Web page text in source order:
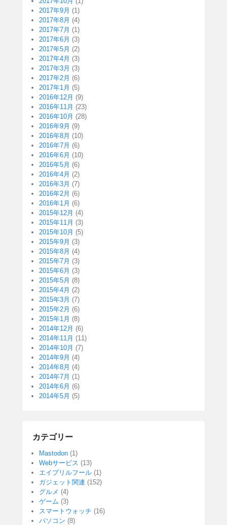
2017年9月 (1)
2017年8月 (4)
2017年7月 (1)
2017年6月 (3)
2017年5月 (2)
2017年4月 (3)
2017年3月 (3)
2017年2月 (6)
2017年1月 (5)
2016年12月 (9)
2016年11月 (23)
2016年10月 (28)
2016年9月 (9)
2016年8月 (10)
2016年7月 (6)
2016年6月 (10)
2016年5月 (6)
2016年4月 (2)
2016年3月 (7)
2016年2月 (6)
2016年1月 (6)
2015年12月 (4)
2015年11月 (3)
2015年10月 (5)
2015年9月 (3)
2015年8月 (4)
2015年7月 (3)
2015年6月 (3)
2015年5月 (8)
2015年4月 (2)
2015年3月 (7)
2015年2月 (6)
2015年1月 (8)
2014年12月 (6)
2014年11月 (11)
2014年10月 (7)
2014年9月 (4)
2014年8月 (4)
2014年7月 (1)
2014年6月 (6)
2014年5月 (5)
カテゴリー
Mastodon (1)
Webサービス (13)
エイプリルフール (1)
ガジェット関連 (152)
グルメ (4)
ゲーム (3)
スマートウォッチ (16)
パソコン (8)